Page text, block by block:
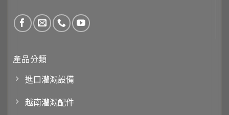
產品分類
進口灌溉設備
越南灌溉配件